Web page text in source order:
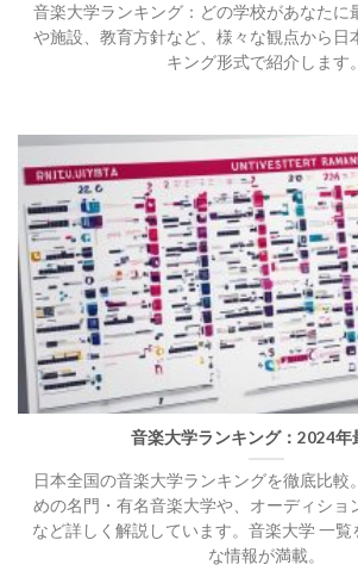
音楽大学ランキング：どの学校があなたに
や施設、教育方針など、様々な観点から日
キング形式で紹介します。
音楽大学ランキング：2024年
日本全国の音楽大学ランキングを徹底比較
めの名門・有名音楽大学や、オーディショ
など詳しく解説しています。音楽大学 一
な情報が満載。